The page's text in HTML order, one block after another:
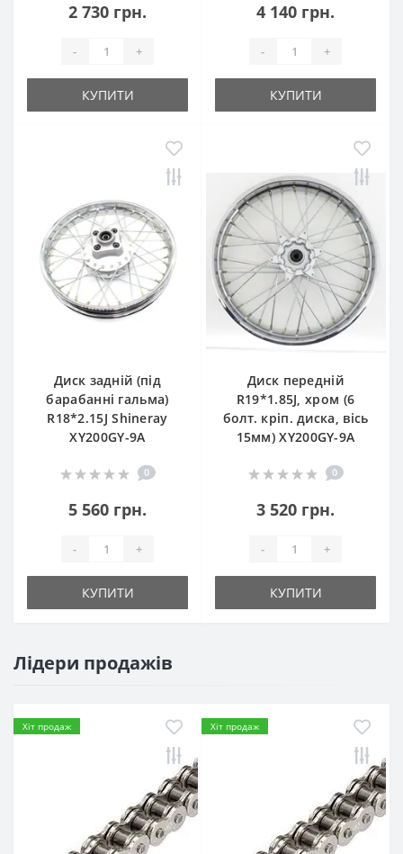
2 730 грн.
- +
КУПИТИ
4 140 грн.
- +
КУПИТИ
Диск задній (під
барабанні гальма)
R18*2.15J Shineray
XY200GY-9A
0
5 560 грн.
- +
КУПИТИ
Диск передній
R19*1.85J, хром (6
болт. кріп. диска, вісь
15мм) XY200GY-9A
0
3 520 грн.
- +
КУПИТИ
Лідери продажів
Хіт продаж Хіт продаж